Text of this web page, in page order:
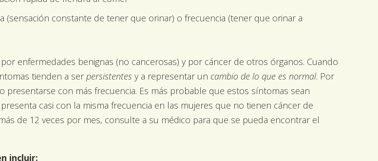
(sensación constante de tener que orinar) o frecuencia (tener que orinar a
enfermedades benignas (no cancerosas) y por cáncer de otros órganos. Cuando
tienden a serpersistentes y a representar un cambio de lo que es normal. Por
presentarse con más frecuencia. Es más probable que estos síntomas sean
casi con la misma frecuencia en las mujeres que no tienen cáncer de
de 12 veces por mes, consulte a su médico para que se pueda encontrar el
incluir: